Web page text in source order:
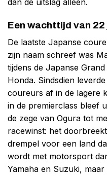
dan de uitslag alleen.
Een wachttijd van 22
De laatste Japanse
zijn naam schreef was
tijdens de Japanse
Honda. Sindsdien
coureurs af in de lagere
in de premierclass bleef
de zege van Ogura tot
racewinst: het
drempel voor een land
wordt met motorsport
Yamaha en Suzuki,